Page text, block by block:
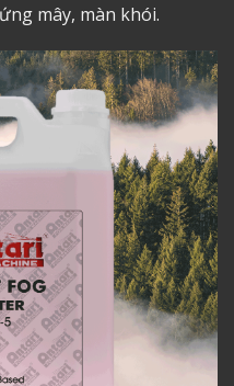
mây, màn khói.